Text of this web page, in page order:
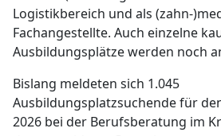
Logistikbereich und als (zahn-
Fachangestellte. Auch einzelne
Ausbildungsplätze werden noch
Bislang meldeten sich 1.045
Ausbildungsplatzsuchende für
2026 bei der Berufsberatung im